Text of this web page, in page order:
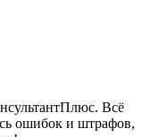
Всё
ошибок и штрафов,